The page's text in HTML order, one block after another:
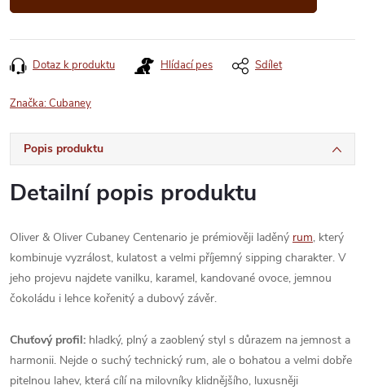
Dotaz k produktu Hlídací pes Sdílet
Značka:Cubaney
Popis produktu
Detailní popis produktu
Oliver & Oliver Cubaney Centenario je prémiověji laděný rum, který
kombinuje vyzrálost, kulatost a velmi příjemný sipping charakter. V
jeho projevu najdete vanilku, karamel, kandované ovoce, jemnou
čokoládu i lehce kořenitý a dubový závěr.
Chuťový profil: hladký, plný a zaoblený styl s důrazem na jemnost a
harmonii. Nejde o suchý technický rum, ale o bohatou a velmi dobře
pitelnou lahev, která cílí na milovníky klidnějšího, luxusněji